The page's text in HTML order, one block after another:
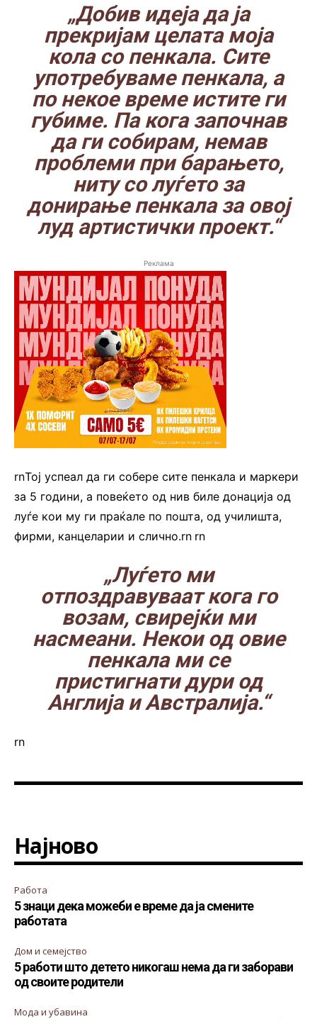
„Добив идеја да ја
прекријам целата моја
кола со пенкала. Сите
употребуваме пенкала, а
по некое време истите ги
губиме. Па кога започнав
да ги собирам, немав
проблеми при барањето,
ниту со луѓето за
донирање пенкала за овој
луд артистички проект.“
Реклама
rnТој успеал да ги собере сите пенкала и маркери
за 5 години, а повеќето од нив биле донација од
луѓе кои му ги праќале по пошта, од училишта,
фирми, канцеларии и слично.rn rn
„Луѓето ми
отпоздравуваат кога го
возам, свирејќи ми
насмеани. Некои од овие
пенкала ми се
пристигнати дури од
Англија и Австралија.“
rn
Најново
Работа
5 знаци дека можеби е време да ја смените
работата
Дом и семејство
5 работи што детето никогаш нема да ги заборави
од своите родители
Мода и убавина